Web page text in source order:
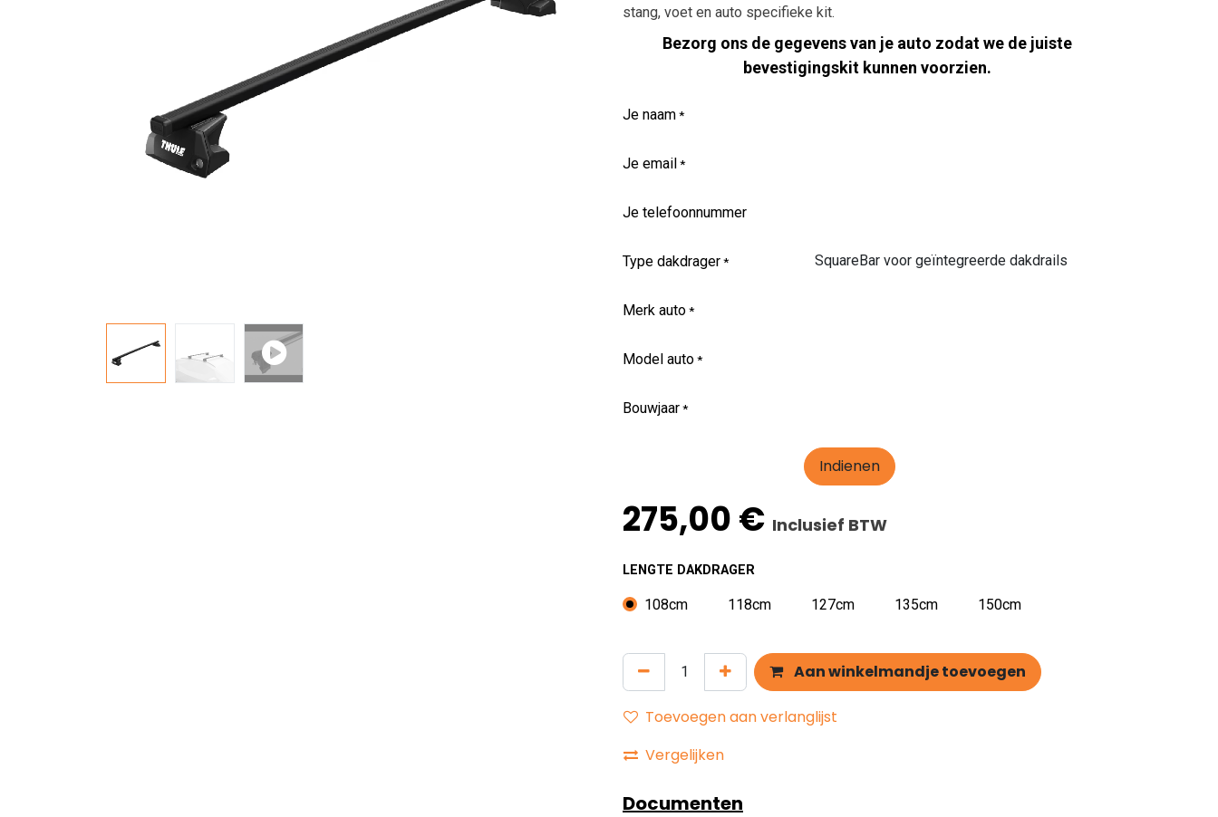
stang, voet en auto specifieke kit.
Bezorg ons de gegevens van je auto zodat we de juiste
bevestigingskit kunnen voorzien.
Je naam*
Je email*
Je telefoonnummer
Type dakdrager*
Merk auto*
Model auto*
Bouwjaar*
Indienen
275,00€ Inclusief BTW
LENGTE DAKDRAGER
108cm 118cm 127cm 135cm 150cm
Aan winkelmandje toevoegen
Toevoegen aan verlanglijst
Vergelijken
Documenten